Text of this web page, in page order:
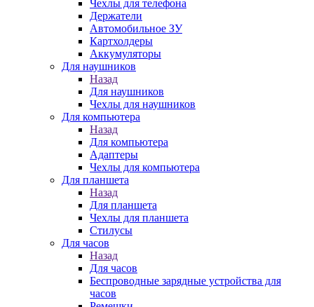
Чехлы для телефона
Держатели
Автомобильное ЗУ
Картхолдеры
Аккумуляторы
Для наушников
Назад
Для наушников
Чехлы для наушников
Для компьютера
Назад
Для компьютера
Адаптеры
Чехлы для компьютера
Для планшета
Назад
Для планшета
Чехлы для планшета
Стилусы
Для часов
Назад
Для часов
Беспроводные зарядные устройства для
часов